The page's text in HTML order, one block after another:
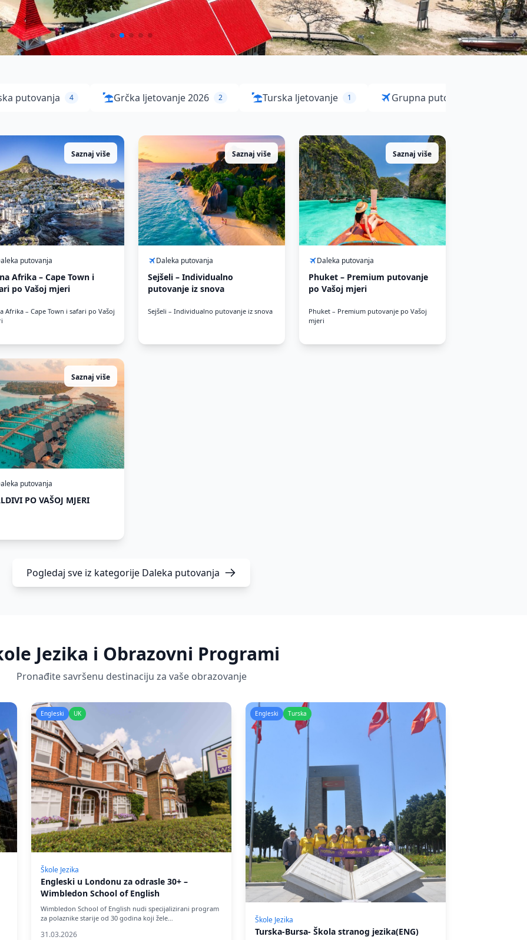
putovanja 4 Grčka ljetovanje 2026 2 Turska ljetovanje 1 Grupna putovanja
Saznaj više
putovanja
Afrika – Cape Town i
po Vašoj mjeri
Afrika – Cape Town i safari po Vašoj
Saznaj više
Daleka putovanja
Sejšeli – Individualno
putovanje iz snova
Sejšeli – Individualno putovanje iz snova
Saznaj više
Daleka putovanja
Phuket – Premium putovanje
po Vašoj mjeri
Phuket – Premium putovanje po Vašoj
mjeri
Saznaj više
putovanja
PO VAŠOJ MJERI
Pogledaj sve iz kategorije Daleka putovanja
Jezika i Obrazovni Programi
Pronađite savršenu destinaciju za vaše obrazovanje
Engleski UK
Škole Jezika
Engleski u Londonu za odrasle 30+ –
Wimbledon School of English
Wimbledon School of English nudi specijalizirani program
za polaznike starije od 30 godina koji žele…
31.03.2026
Engleski Turska
Škole Jezika
Turska-Bursa- Škola stranog jezika(ENG)